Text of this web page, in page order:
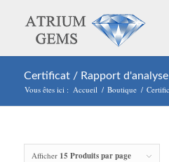
Certificat / Rapport d'analyse
Vous êtes ici : Accueil / Boutique /
Afficher 15 Produits par page